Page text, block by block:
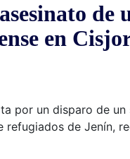
de
en
por un disparo de
de Jenín,